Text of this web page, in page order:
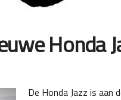
Honda
De Honda Jazz is aan